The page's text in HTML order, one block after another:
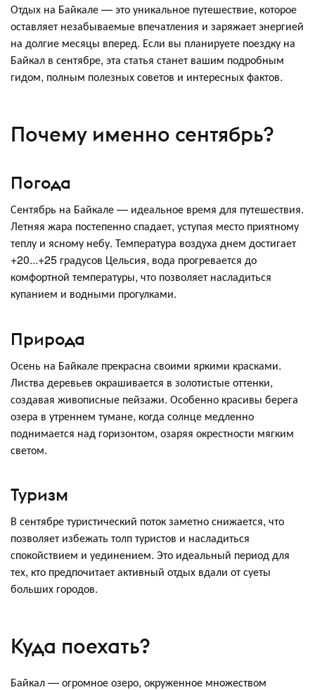
Отдых на Байкале — это уникальное путешествие, которое
оставляет незабываемые впечатления и заряжает энергией
на долгие месяцы вперед. Если вы планируете поездку на
Байкал в сентябре, эта статья станет вашим подробным
гидом, полным полезных советов и интересных фактов.
Почему именно сентябрь?
Погода
Сентябрь на Байкале — идеальное время для путешествия.
Летняя жара постепенно спадает, уступая место приятному
теплу и ясному небу. Температура воздуха днем достигает
+20...+25 градусов Цельсия, вода прогревается до
комфортной температуры, что позволяет насладиться
купанием и водными прогулками.
Природа
Осень на Байкале прекрасна своими яркими красками.
Листва деревьев окрашивается в золотистые оттенки,
создавая живописные пейзажи. Особенно красивы берега
озера в утреннем тумане, когда солнце медленно
поднимается над горизонтом, озаряя окрестности мягким
светом.
Туризм
В сентябре туристический поток заметно снижается, что
позволяет избежать толп туристов и насладиться
спокойствием и уединением. Это идеальный период для
тех, кто предпочитает активный отдых вдали от суеты
больших городов.
Куда поехать?
Байкал — огромное озеро, окруженное множеством